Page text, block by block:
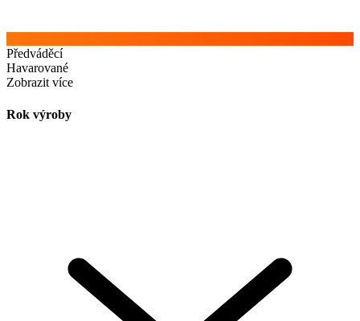
Předváděcí
Havarované
Zobrazit více
Rok výroby